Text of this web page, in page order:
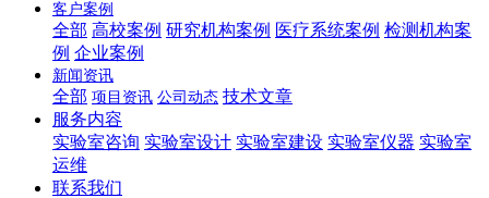
客户案例
全部 高校案例 研究机构案例 医疗系统案例 检测机构案
例 企业案例
新闻资讯
全部 项目资讯 公司动态 技术文章
服务内容
实验室咨询 实验室设计 实验室建设 实验室仪器 实验室
运维
联系我们